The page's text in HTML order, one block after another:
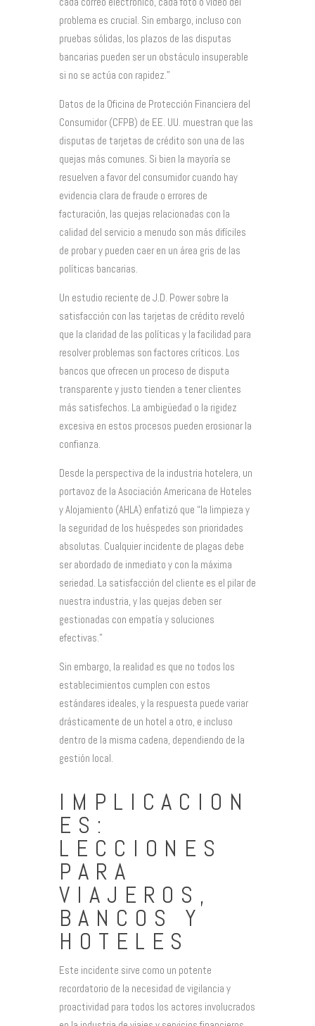
problema es crucial. Sin embargo, incluso con
pruebas sólidas, los plazos de las disputas
bancarias pueden ser un obstáculo insuperable
si no se actúa con rapidez.”
Datos de la Oficina de Protección Financiera del
Consumidor (CFPB) de EE. UU. muestran que las
disputas de tarjetas de crédito son una de las
quejas más comunes. Si bien la mayoría se
resuelven a favor del consumidor cuando hay
evidencia clara de fraude o errores de
facturación, las quejas relacionadas con la
calidad del servicio a menudo son más difíciles
de probar y pueden caer en un área gris de las
políticas bancarias.
Un estudio reciente de J.D. Power sobre la
satisfacción con las tarjetas de crédito reveló
que la claridad de las políticas y la facilidad para
resolver problemas son factores críticos. Los
bancos que ofrecen un proceso de disputa
transparente y justo tienden a tener clientes
más satisfechos. La ambigüedad o la rigidez
excesiva en estos procesos pueden erosionar la
confianza.
Desde la perspectiva de la industria hotelera, un
portavoz de la Asociación Americana de Hoteles
y Alojamiento (AHLA) enfatizó que “la limpieza y
la seguridad de los huéspedes son prioridades
absolutas. Cualquier incidente de plagas debe
ser abordado de inmediato y con la máxima
seriedad. La satisfacción del cliente es el pilar de
nuestra industria, y las quejas deben ser
gestionadas con empatía y soluciones
efectivas.”
Sin embargo, la realidad es que no todos los
establecimientos cumplen con estos
estándares ideales, y la respuesta puede variar
drásticamente de un hotel a otro, e incluso
dentro de la misma cadena, dependiendo de la
gestión local.
IMPLICACION
ES:
LECCIONES
PARA
VIAJEROS,
BANCOS Y
HOTELES
Este incidente sirve como un potente
recordatorio de la necesidad de vigilancia y
proactividad para todos los actores involucrados